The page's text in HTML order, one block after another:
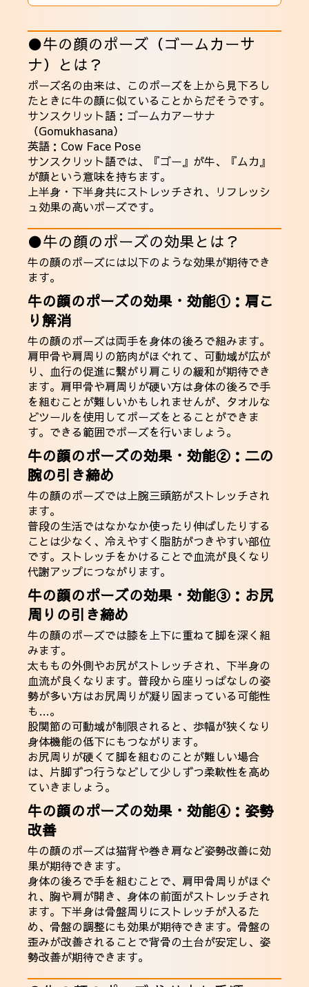
●牛の顔のポーズ（ゴームカーサ
ナ）とは？
ポーズ名の由来は、このポーズを上から見下ろし
たときに牛の顔に似ていることからだそうです。
サンスクリット語：ゴームカアーサナ
（Gomukhasana）
英語：Cow Face Pose
サンスクリット語では、『ゴー』が牛、『ムカ』
が顔という意味を持ちます。
上半身・下半身共にストレッチされ、リフレッシ
ュ効果の高いポーズです。
●牛の顔のポーズの効果とは？
牛の顔のポーズには以下のような効果が期待でき
ます。
牛の顔のポーズの効果・効能①：肩こ
り解消
牛の顔のポーズは両手を身体の後ろで組みます。
肩甲骨や肩周りの筋肉がほぐれて、可動域が広が
り、血行の促進に繋がり肩こりの緩和が期待でき
ます。肩甲骨や肩周りが硬い方は身体の後ろで手
を組むことが難しいかもしれませんが、タオルな
どツールを使用してポーズをとることができま
す。できる範囲でポーズを行いましょう。
牛の顔のポーズの効果・効能②：二の
腕の引き締め
牛の顔のポーズでは上腕三頭筋がストレッチされ
ます。
普段の生活ではなかなか使ったり伸ばしたりする
ことは少なく、冷えやすく脂肪がつきやすい部位
です。ストレッチをかけることで血流が良くなり
代謝アップにつながります。
牛の顔のポーズの効果・効能③：お尻
周りの引き締め
牛の顔のポーズでは膝を上下に重ねて脚を深く組
みます。
太ももの外側やお尻がストレッチされ、下半身の
血流が良くなります。普段から座りっぱなしの姿
勢が多い方はお尻周りが凝り固まっている可能性
も…。
股関節の可動域が制限されると、歩幅が狭くなり
身体機能の低下にもつながります。
お尻周りが硬くて脚を組むのことが難しい場合
は、片脚ずつ行うなどして少しずつ柔軟性を高め
ていきましょう。
牛の顔のポーズの効果・効能④：姿勢
改善
牛の顔のポーズは猫背や巻き肩など姿勢改善に効
果が期待できます。
身体の後ろで手を組むことで、肩甲骨周りがほぐ
れ、胸や肩が開き、身体の前面がストレッチされ
ます。下半身は骨盤周りにストレッチが入るた
め、骨盤の調整にも効果が期待できます。骨盤の
歪みが改善されることで背骨の土台が安定し、姿
勢改善が期待できます。